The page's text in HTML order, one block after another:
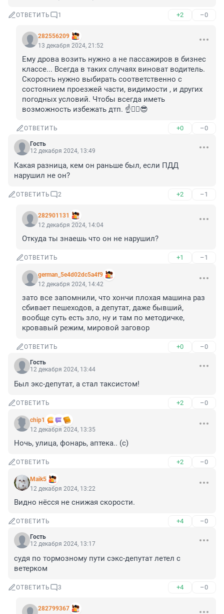
ОТВЕТИТЬ 1 +2 –0
282556209
13 декабря 2024, 21:52
Ему дрова возить нужно а не пассажиров в бизнес
классе... Всегда в таких случаях виноват водитель.
Скорость нужно выбирать соответственно с
состоянием проезжей части, видимости , и других
погодных условий. Чтобы всегда иметь
возможность избежать дтп. ☝️😵‍💫😎
ОТВЕТИТЬ +0 –0
Гость
12 декабря 2024, 13:49
Какая разница, кем он раньше был, если ПДД
нарушил не он?
ОТВЕТИТЬ 2 +2 –1
282901131
12 декабря 2024, 14:04
Откуда ты знаешь что он не нарушил?
ОТВЕТИТЬ +1 –1
german_5e4d02dc5a4f9
12 декабря 2024, 14:42
зато все запомнили, что хончи плохая машина раз
сбивает пешеходов, а депутат, даже бывший,
вообще суть есть зло, ну и там по методичке,
кровавый режим, мировой заговор
ОТВЕТИТЬ +0 –0
Гость
12 декабря 2024, 13:44
Был экс-депутат, а стал таксистом!
ОТВЕТИТЬ +2 –0
chip1
12 декабря 2024, 13:35
Ночь, улица, фонарь, аптека.. (с)
ОТВЕТИТЬ +2 –0
Maik5
12 декабря 2024, 13:22
Видно нёсся не снижая скорости.
ОТВЕТИТЬ +4 –0
Гость
12 декабря 2024, 13:17
судя по тормозному пути сэкс-депутат летел с
ветерком
ОТВЕТИТЬ 3 +4 –0
282799367